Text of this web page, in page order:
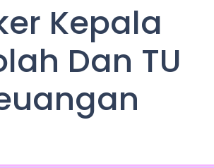
Kepala
Dan TU